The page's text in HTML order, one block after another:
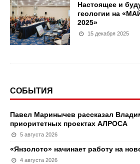
Настоящее и
геологии на
2025»
15 декабря 2025
СОБЫТИЯ
Павел Маринычев рассказал
приоритетных проектах АЛРОСА
5 августа 2026
«Янзолото» начинает работу на
4 августа 2026